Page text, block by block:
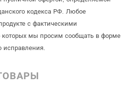
кодекса РФ. Любое
с фактическими
которых мы просим сообщать в форме
исправления.